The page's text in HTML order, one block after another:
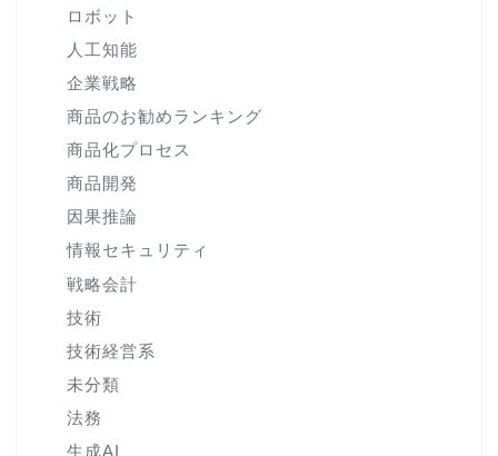
ロボット
人工知能
企業戦略
商品のお勧めランキング
商品化プロセス
商品開発
因果推論
情報セキュリティ
戦略会計
技術
技術経営系
未分類
法務
生成AI